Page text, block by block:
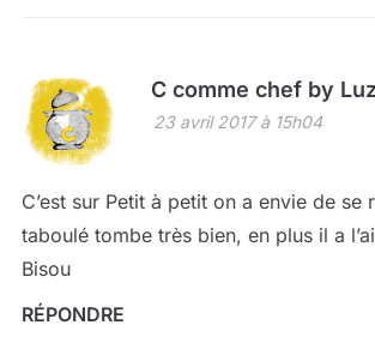
C comme chef by Luz
23 avril 2017 à 15h04
C’est sur Petit à petit on a envie de se
taboulé tombe très bien, en plus il a
Bisou
RÉPONDRE